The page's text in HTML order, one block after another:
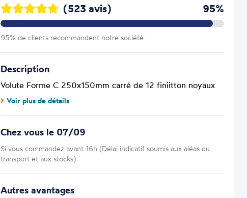
(523 avis) 95%
95% de clients recommandent notre société.
Description
Volute Forme C 250x150mm carré de 12 finiitton noyaux
Voir plus de détails
Chez vous le 07/09
Si vous commandez avant 16h (Délai indicatif soumis aux aléas du
transport et aux stocks)
Autres avantages